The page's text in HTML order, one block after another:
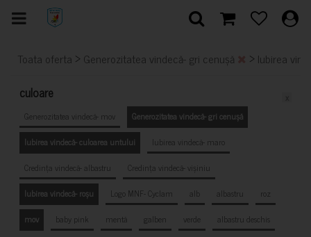
Toata oferta > Generozitatea vindecă- gri cenușă > Iubirea
culoare
Generozitatea vindecă- mov
Generozitatea vindecă- gri cenușă
Iubirea vindecă- culoarea untului
Iubirea vindecă- maro
Credința vindecă- albastru
Credința vindecă- vișiniu
Iubirea vindecă- roșu
Logo MNF- Cyclam alb albastru
roz
mov
baby pink mentă galben verde
albastru deschis